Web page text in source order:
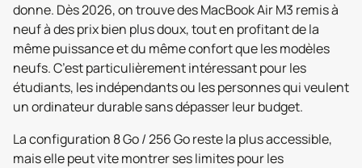
donne. Dès 2026, on trouve des MacBook Air M3 remis à
neuf à des prix bien plus doux, tout en profitant de la
même puissance et du même confort que les modèles
neufs. C’est particulièrement intéressant pour les
étudiants, les indépendants ou les personnes qui veulent
un ordinateur durable sans dépasser leur budget.
La configuration 8 Go / 256 Go reste la plus accessible,
mais elle peut vite montrer ses limites pour les